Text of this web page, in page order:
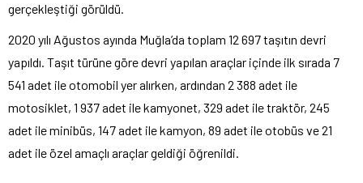
gerçekleştiği görüldü.
2020 yılı Ağustos ayında Muğla’da toplam 12 697 taşıtın devri
yapıldı. Taşıt türüne göre devri yapılan araçlar içinde ilk sırada 7
541 adet ile otomobil yer alırken, ardından 2 388 adet ile
motosiklet, 1 937 adet ile kamyonet, 329 adet ile traktör, 245
adet ile minibüs, 147 adet ile kamyon, 89 adet ile otobüs ve 21
adet ile özel amaçlı araçlar geldiği öğrenildi.